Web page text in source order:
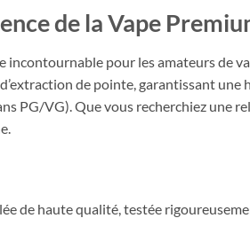
de la Vape
incontournable pour les amateurs de
de pointe, garantissant
PG/VG). Que vous recherchiez une
de haute qualité, testée